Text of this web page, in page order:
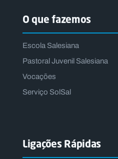
O que fazemos
Escola Salesiana
Pastoral Juvenil Salesiana
Vocações
Serviço SolSal
Ligações Rápidas